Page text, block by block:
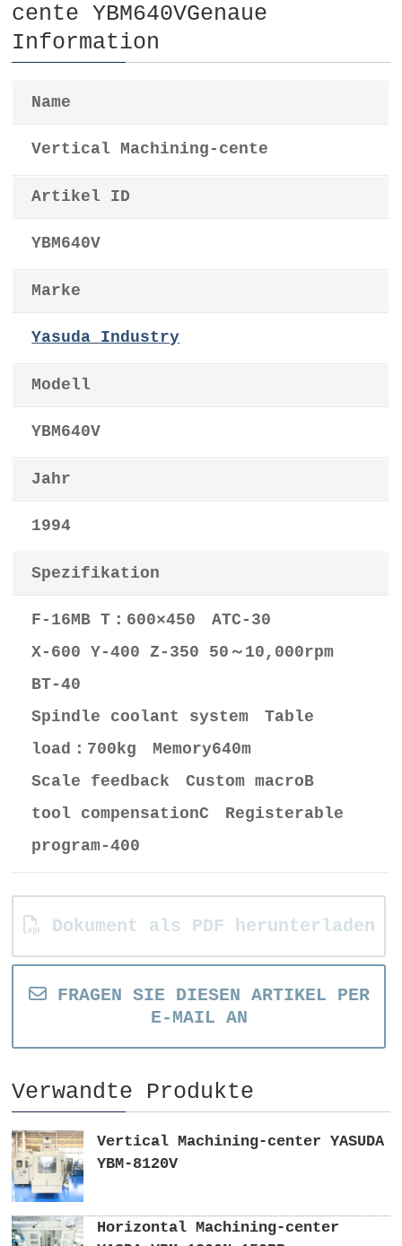
cente YBM640VGenaue
Information
Name
Vertical Machining-cente
Artikel ID
YBM640V
Marke
Yasuda Industry
Modell
YBM640V
Jahr
1994
Spezifikation
F-16MB T：600×450 ATC-30
X-600 Y-400 Z-350 50～10,000rpm
BT-40
Spindle coolant system Table
load：700kg Memory640m
Scale feedback Custom macroB
tool compensationC Registerable
program-400
Dokument als PDF herunterladen
FRAGEN SIE DIESEN ARTIKEL PER
E-MAIL AN
Verwandte Produkte
Vertical Machining-center YASUDA
YBM-8120V
Horizontal Machining-center